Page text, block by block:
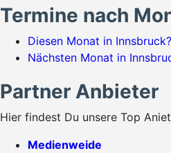
Termine nach
Diesen Monat in Innsbruck?
Nächsten Monat in
Partner Anbieter
Hier findest Du unsere Top
Medienweide